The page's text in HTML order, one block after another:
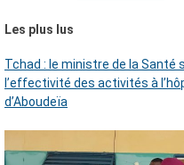
Les plus lus
Tchad : le ministre de la Santé
l’effectivité des activités à
d’Aboudeïa